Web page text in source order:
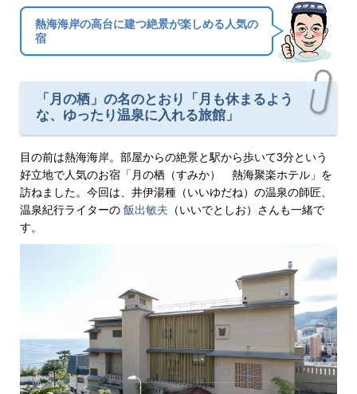
熱海海岸の高台に建つ絶景が楽しめる人気の
宿
「月の栖」の名のとおり「月も休まるよう
な、ゆったり温泉に入れる旅館」
目の前は熱海海岸。部屋からの絶景と駅から歩いて3分という
好立地で人気のお宿「月の栖（すみか） 熱海聚楽ホテル」を
訪ねました。今回は、井伊湯種（いいゆだね）の温泉の師匠、
温泉紀行ライターの 飯出敏夫 （いいでとしお）さんも一緒で
す。